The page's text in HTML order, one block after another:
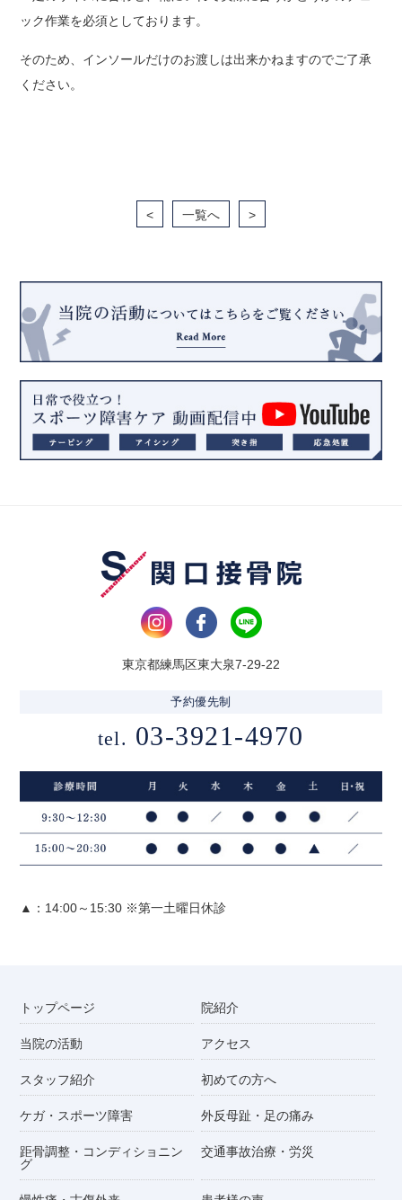
ック作業を必須としております。
そのため、インソールだけのお渡しは出来かねますのでご了承
ください。
< 一覧へ >
東京都練馬区東大泉7-29-22
tel. 03-3921-4970
予約優先制
▲：14:00～15:30 ※第一土曜日休診
トップページ 院紹介
当院の活動 アクセス
スタッフ紹介 初めての方へ
ケガ・スポーツ障害 外反母趾・足の痛み
距骨調整・コンディショニン
グ
交通事故治療・労災